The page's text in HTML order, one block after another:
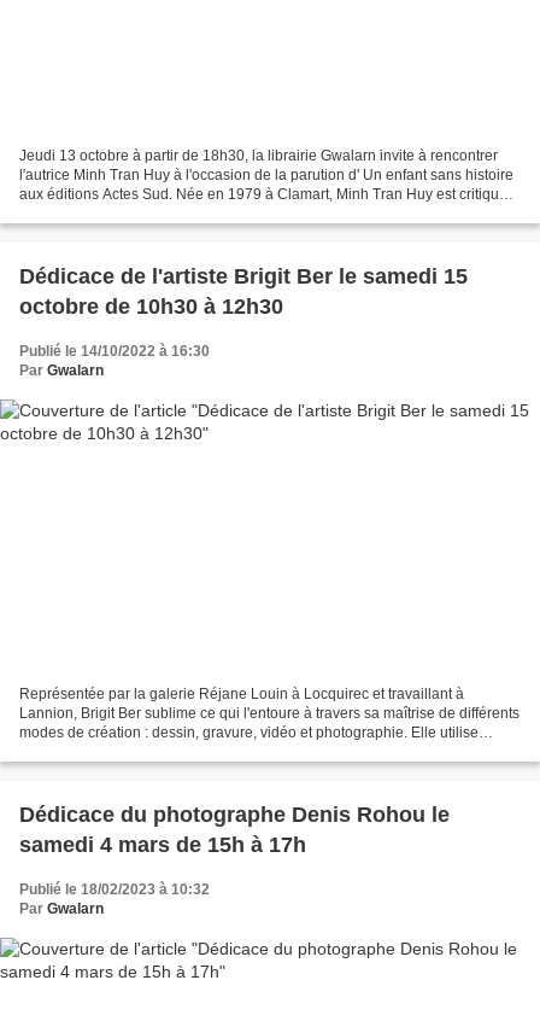
Jeudi 13 octobre à partir de 18h30, la librairie Gwalarn invite à rencontrer
l'autrice Minh Tran Huy à l'occasion de la parution d' Un enfant sans histoire
aux éditions Actes Sud. Née en 1979 à Clamart, Minh Tran Huy est critique
Dédicace de l'artiste Brigit Ber le samedi 15
octobre de 10h30 à 12h30
Publié le 14/10/2022 à 16:30
Par Gwalarn
Représentée par la galerie Réjane Louin à Locquirec et travaillant à
Lannion, Brigit Ber sublime ce qui l'entoure à travers sa maîtrise de différents
modes de création : dessin, gravure, vidéo et photographie. Elle utilise
Dédicace du photographe Denis Rohou le
samedi 4 mars de 15h à 17h
Publié le 18/02/2023 à 10:32
Par Gwalarn